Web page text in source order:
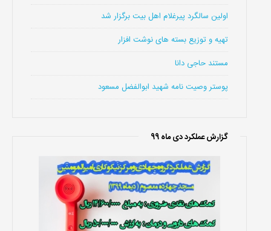
اولین سالگرد پیرغلام اهل بیت برگزار شد
تهیه و توزیع بسته های نوشت افزار
مستند حاجی دانا
پوستر وصیت نامه شهید ابوالفضل مسعود
گزارش عملکرد دی ماه 99